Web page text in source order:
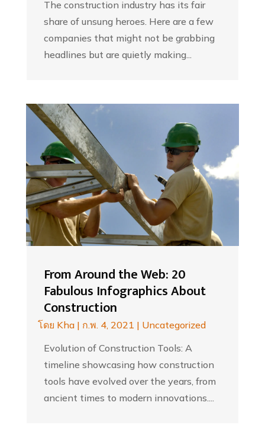
The construction industry has its fair
share of unsung heroes. Here are a few
companies that might not be grabbing
headlines but are quietly making...
From Around the Web: 20
Fabulous Infographics About
Construction
โดย Kha| ก.พ. 4, 2021 | Uncategorized
Evolution of Construction Tools: A
timeline showcasing how construction
tools have evolved over the years, from
ancient times to modern innovations....